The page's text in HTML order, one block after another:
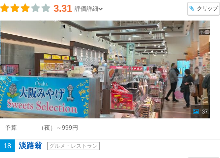
3.31 評価詳細 クリップ
37
予算 （夜）～999円
18 淡路翁 グルメ・レストラン